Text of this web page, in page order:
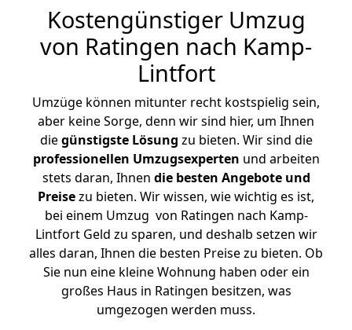
Kostengünstiger Umzug
von Ratingen nach Kamp-
Lintfort
Umzüge können mitunter recht kostspielig sein,
aber keine Sorge, denn wir sind hier, um Ihnen
diegünstigste Lösung zu bieten. Wir sind die
professionellen Umzugsexperten und arbeiten
stets daran, Ihnen die besten Angebote und
Preisezu bieten. Wir wissen, wie wichtig es ist,
bei einem Umzug von Ratingen nach Kamp-
Lintfort Geld zu sparen, und deshalb setzen wir
alles daran, Ihnen die besten Preise zu bieten. Ob
Sie nun eine kleine Wohnung haben oder ein
großes Haus in Ratingen besitzen, was
umgezogen werden muss.